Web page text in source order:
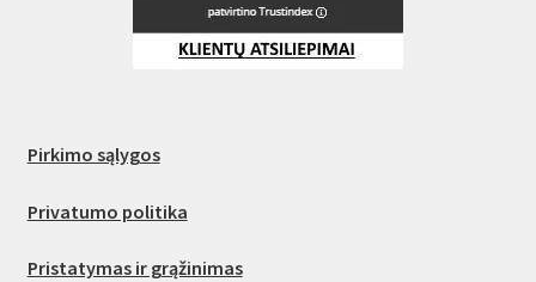
Pirkimo sąlygos
Privatumo politika
Pristatymas ir grąžinimas